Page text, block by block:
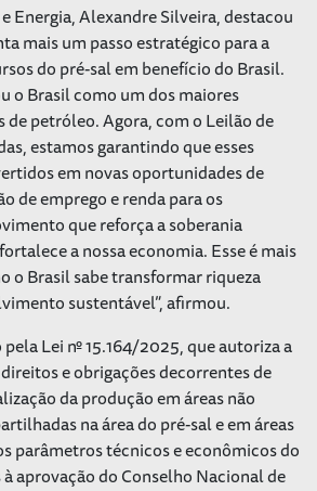
Energia, Alexandre Silveira, destacou
mais um passo estratégico para a
do pré-sal em benefício do Brasil.
o Brasil como um dos maiores
petróleo. Agora, com o Leilão de
estamos garantindo que esses
em novas oportunidades de
de emprego e renda para os
que reforça a soberania
a nossa economia. Esse é mais
o Brasil sabe transformar riqueza
sustentável”, afirmou.
Lei nº 15.164/2025, que autoriza a
e obrigações decorrentes de
da produção em áreas não
na área do pré-sal e em áreas
parâmetros técnicos e econômicos do
aprovação do Conselho Nacional de